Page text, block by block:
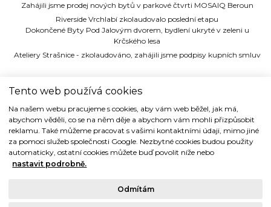
Zahájili jsme prodej nových bytů v parkové čtvrti MOSAIQ Beroun
Riverside Vrchlabí zkolaudovalo poslední etapu
Dokončené Byty Pod Jalovým dvorem, bydlení ukryté v zeleni u
Krčského lesa
Ateliery Strašnice - zkolaudováno, zahájili jsme podpisy kupních smluv
TIDE REALITY s.r.o.
Dřevná 2, 128 00 Praha 2
Tel: (+420) 224 914 914
e-mail:info@tide.cz
Tento web používá cookies
Na našem webu pracujeme s cookies, aby vám web běžel, jak má,
abychom věděli, co se na něm děje a abychom vám mohli přizpůsobit
reklamu. Také můžeme pracovat s vašimi kontaktními údaji, mimo jiné
za pomoci služeb společnosti Google. Nezbytné cookies budou použity
automaticky, ostatní cookies můžete buď povolit níže nebo
nastavit podrobně.
Odmítám